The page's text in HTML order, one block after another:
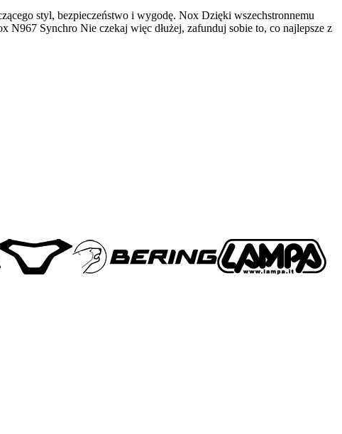
styl, bezpieczeństwo i wygodę. Nox Dzięki wszechstronnemu
Synchro Nie czekaj więc dłużej, zafunduj sobie to, co najlepsze z